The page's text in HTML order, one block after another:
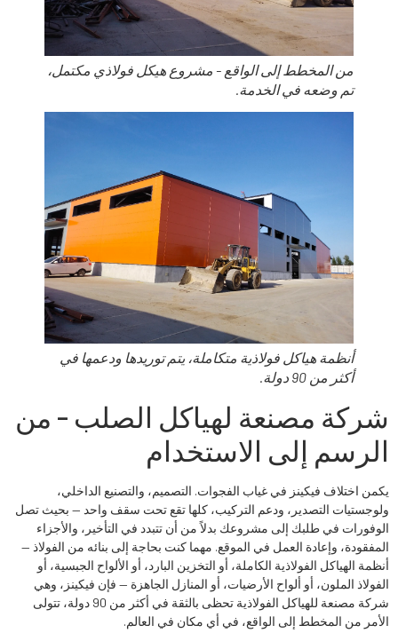
من المخطط إلى الواقع - مشروع هيكل فولاذي مكتمل،
تم وضعه في الخدمة.
أنظمة هياكل فولاذية متكاملة، يتم توريدها ودعمها في
أكثر من 90 دولة.
شركة مصنعة لهياكل الصلب - من
الرسم إلى الاستخدام
يكمن اختلاف فيكينز في غياب الفجوات. التصميم، والتصنيع الداخلي،
ولوجستيات التصدير، ودعم التركيب، كلها تقع تحت سقف واحد — بحيث تصل
الوفورات في طلبك إلى مشروعك بدلاً من أن تتبدد في التأخير، والأجزاء
المفقودة، وإعادة العمل في الموقع. مهما كنت بحاجة إلى بنائه من الفولاذ —
أنظمة الهياكل الفولاذية الكاملة، أو التخزين البارد، أو الألواح الجبسية، أو
الفولاذ الملون، أو ألواح الأرضيات، أو المنازل الجاهزة — فإن فيكينز، وهي
شركة مصنعة للهياكل الفولاذية تحظى بالثقة في أكثر من 90 دولة، تتولى
الأمر من المخطط إلى الواقع، في أي مكان في العالم.